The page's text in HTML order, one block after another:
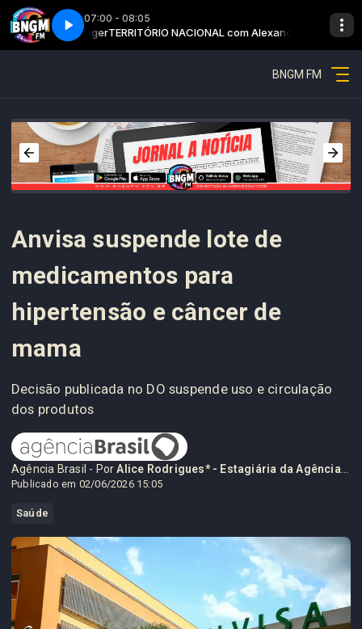
07:00 - 08:05
Dreger TERRITÓRIO NACIONAL com Alexandre Dreger
Território nacional - Parte 2
BNGM FM
Anvisa suspende lote de
medicamentos para
hipertensão e câncer de
mama
Decisão publicada no DO suspende uso e circulação
dos produtos
Agência Brasil - PorAlice Rodrigues* - Estagiária da Agência Brasil
Publicado em 02/06/2026 15:05
Saúde